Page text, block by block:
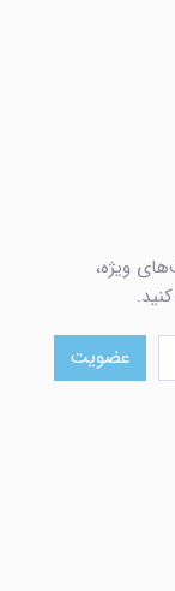
ویژه،
عضویت